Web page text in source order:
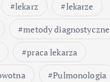
lekarz
lekarze
metody diagnostyczne
praca lekarza
Pulmonologia